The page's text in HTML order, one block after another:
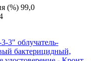
(%) 99,0
3" облучатель-
бактерицидный,